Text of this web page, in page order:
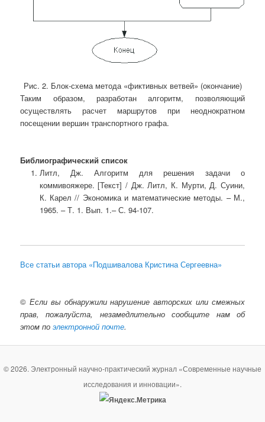
Рис. 2. Блок-схема метода «фиктивных ветвей» (окончание)
Таким образом, разработан алгоритм, позволяющий
осуществлять расчет маршрутов при неоднократном
посещении вершин транспортного графа.
Библиографический список
Литл, Дж. Алгоритм для решения задачи о
коммивояжере. [Текст] / Дж. Литл, К. Мурти, Д. Суини,
К. Карел // Экономика и математические методы. – М.,
1965. – Т. 1. Вып. 1.– С. 94-107.
Все статьи автора «Подшивалова Кристина Сергеевна»
© Если вы обнаружили нарушение авторских или смежных
прав, пожалуйста, незамедлительно сообщите нам об
этом поэлектронной почте.
© 2026. Электронный научно-практический журнал «Современные научные
исследования и инновации».